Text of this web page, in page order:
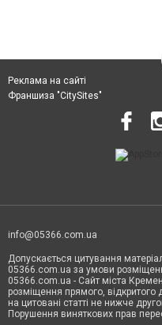
Реклама на сайті
Франшиза "CitySites"
info@05366.com.ua
Допускається цитування
05366.com.ua за умови
05366.com.ua - Сайт міста
розміщення прямого,
на цитовані статті не нижче
Порушення виняткових прав